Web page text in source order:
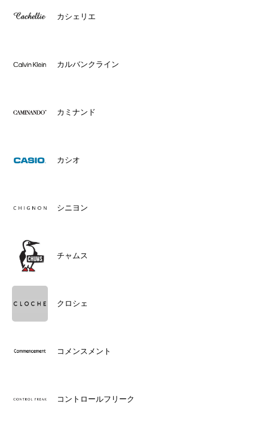
カシェリエ
カルバンクライン
カミナンド
カシオ
シニヨン
チャムス
クロシェ
コメンスメント
コントロールフリーク